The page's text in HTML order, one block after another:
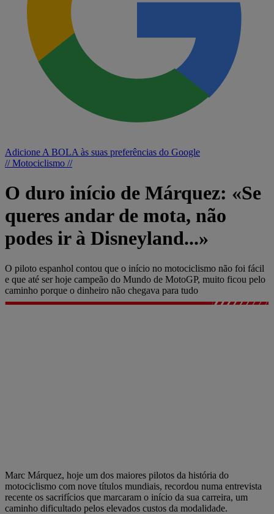
Adicione A BOLA às suas preferências do Google
// Motociclismo //
O duro início de Márquez: «Se
queres andar de mota, não
podes ir à Disneyland...»
O piloto espanhol contou que o início no motociclismo não foi fácil
e que até ser hoje campeão do Mundo de MotoGP, muito ficou pelo
caminho porque o dinheiro não chegava para tudo
Marc Márquez, hoje um dos maiores pilotos da história do
motociclismo com nove títulos mundiais, recordou numa entrevista
recente os sacrifícios que marcaram o início da sua carreira, um
caminho dificultado pelos elevados custos da modalidade.